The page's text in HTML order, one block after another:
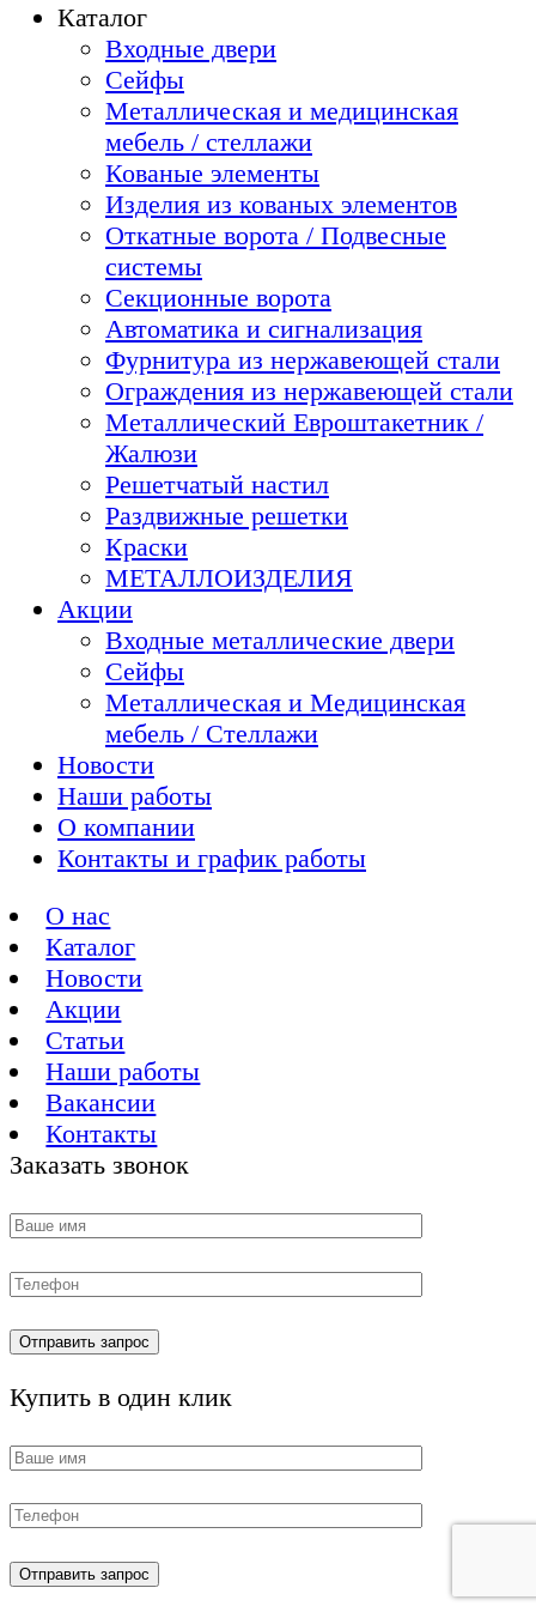
Каталог
Входные двери
Сейфы
Металлическая и медицинская
мебель / стеллажи
Кованые элементы
Изделия из кованых элементов
Откатные ворота / Подвесные
системы
Секционные ворота
Автоматика и сигнализация
Фурнитура из нержавеющей стали
Ограждения из нержавеющей стали
Металлический Евроштакетник /
Жалюзи
Решетчатый настил
Раздвижные решетки
Краски
МЕТАЛЛОИЗДЕЛИЯ
Акции
Входные металлические двери
Сейфы
Металлическая и Медицинская
мебель / Стеллажи
Новости
Наши работы
О компании
Контакты и график работы
О нас
Каталог
Новости
Акции
Статьи
Наши работы
Вакансии
Контакты
Заказать звонок
Купить в один клик